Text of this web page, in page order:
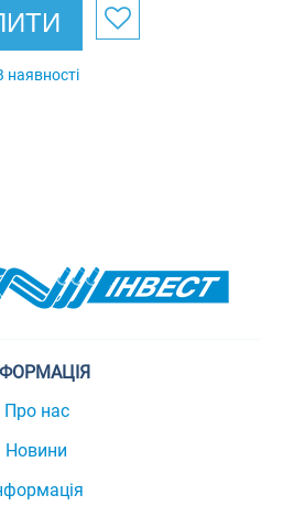
наявності
Про нас
Новини